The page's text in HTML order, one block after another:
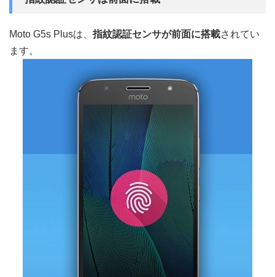
Moto G5s Plusは、 指紋認証センサが前面に搭載されてい
ます。